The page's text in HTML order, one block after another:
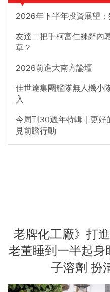
2026年下半年投資展望
友達二把手柯富仁裸辭內
草？
2026前進大南方論壇
佳世達集團艦隊無人機小
入
今周刊30週年特輯｜更好
見前瞻行動
老牌化工廠》打
老董睡到一半起
子溶劑 扮